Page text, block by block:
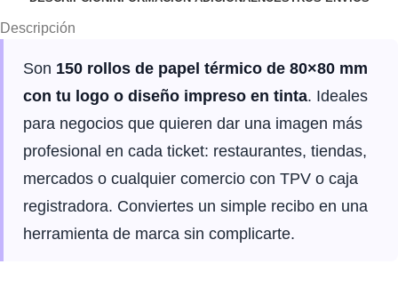
Descripción
Son 150 rollos de papel térmico de 80×80 mm
con tu logo o diseño impreso en tinta. Ideales
para negocios que quieren dar una imagen más
profesional en cada ticket: restaurantes, tiendas,
mercados o cualquier comercio con TPV o caja
registradora. Conviertes un simple recibo en una
herramienta de marca sin complicarte.